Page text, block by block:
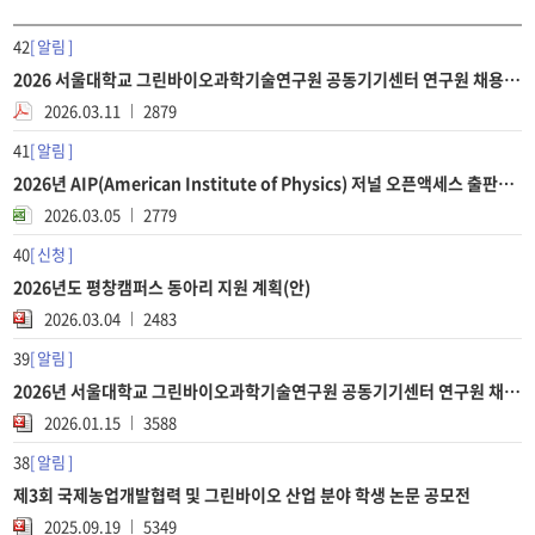
42 알림
2026 서울대학교 그린바이오과학기술연구원 공동기기센터 연구원 채용 공고
2026.03.11
2879
41 알림
2026년 AIP(American Institute of Physics) 저널 오픈액세스 출판료 면제 안내
2026.03.05
2779
40 신청
2026년도 평창캠퍼스 동아리 지원 계획(안)
2026.03.04
2483
39 알림
2026년 서울대학교 그린바이오과학기술연구원 공동기기센터 연구원 채용 공고
2026.01.15
3588
38 알림
제3회 국제농업개발협력 및 그린바이오 산업 분야 학생 논문 공모전
2025.09.19 5349